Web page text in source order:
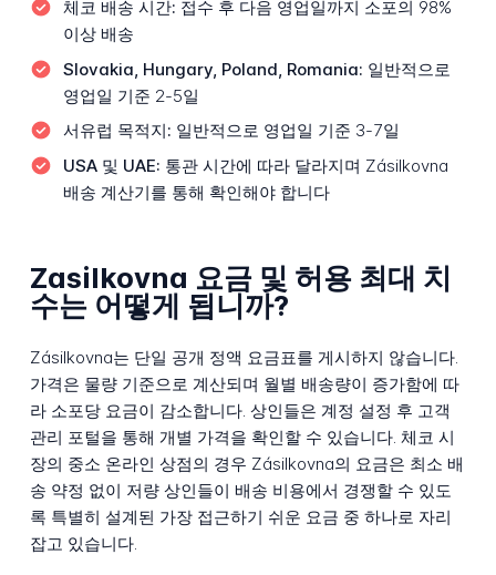
체코 배송 시간: 접수 후 다음 영업일까지 소포의 98%
이상 배송
Slovakia, Hungary, Poland, Romania: 일반적으로
영업일 기준 2-5일
서유럽 목적지: 일반적으로 영업일 기준 3-7일
USA 및 UAE: 통관 시간에 따라 달라지며 Zásilkovna
배송 계산기를 통해 확인해야 합니다
Zasilkovna 요금 및 허용 최대 치
수는 어떻게 됩니까?
Zásilkovna는 단일 공개 정액 요금표를 게시하지 않습니다.
가격은 물량 기준으로 계산되며 월별 배송량이 증가함에 따
라 소포당 요금이 감소합니다. 상인들은 계정 설정 후 고객
관리 포털을 통해 개별 가격을 확인할 수 있습니다. 체코 시
장의 중소 온라인 상점의 경우 Zásilkovna의 요금은 최소 배
송 약정 없이 저량 상인들이 배송 비용에서 경쟁할 수 있도
록 특별히 설계된 가장 접근하기 쉬운 요금 중 하나로 자리
잡고 있습니다.